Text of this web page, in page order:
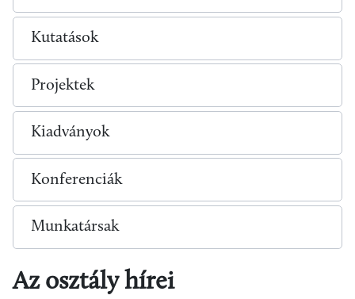
Kutatások
Projektek
Kiadványok
Konferenciák
Munkatársak
Az osztály hírei